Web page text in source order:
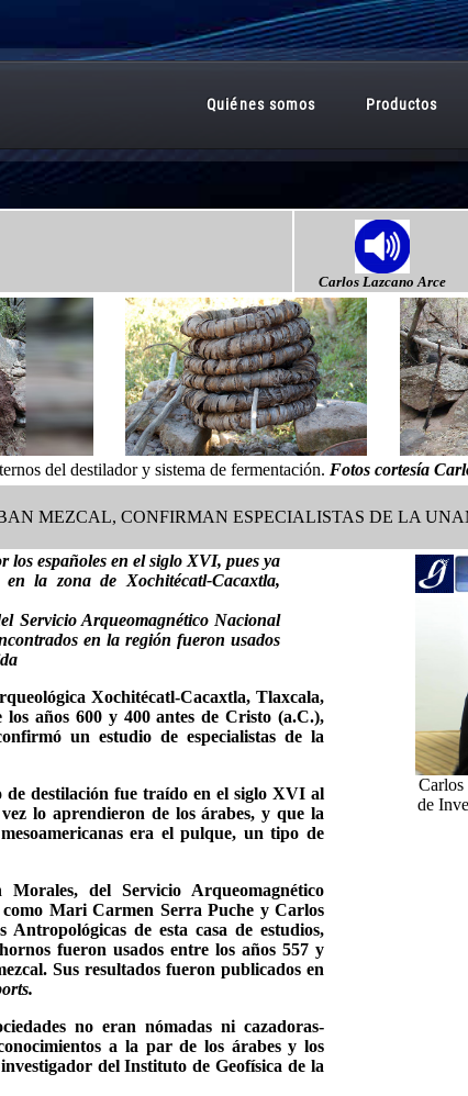
Carlos Lazcano Arce
del destilador y sistema de fermentación. Fotos cortesía
MEZCAL, CONFIRMAN ESPECIALISTAS DE LA
los españoles en el siglo XVI, pues ya
la zona de Xochitécatl-Cacaxtla,
Servicio Arqueomagnético Nacional
en la región fueron usados
Xochitécatl-Cacaxtla, Tlaxcala,
años 600 y 400 antes de Cristo (a.C.),
un estudio de especialistas de la
de destilación fue traído en el siglo XVI al
lo aprendieron de los árabes, y que la
era el pulque, un tipo de
del Servicio Arqueomagnético
Mari Carmen Serra Puche y Carlos
de esta casa de estudios,
fueron usados entre los años 557 y
Sus resultados fueron publicados en
no eran nómadas ni cazadoras-
a la par de los árabes y los
del Instituto de Geofísica de la
Carlos
de